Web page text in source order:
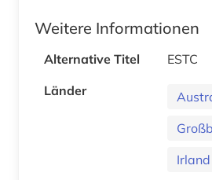
Weitere Informationen
Alternative Titel
ESTC
Länder
Irland